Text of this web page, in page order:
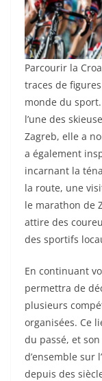
Parcourir la
traces de
monde du sport.
l’une des
Zagreb, elle a
a également
incarnant la
la route, une
le marathon de
attire des
des sportifs
En continuant
permettra de
plusieurs
organisées. Ce
du passé, et
d’ensemble sur
depuis des